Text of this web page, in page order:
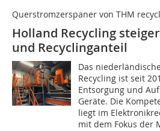
Querstromzerspaner von THM
Holland Recycling
und Recyclinganteil
Das
Recycling ist seit
Entsorgung und
Geräte. Die
liegt im
mit dem Fokus der